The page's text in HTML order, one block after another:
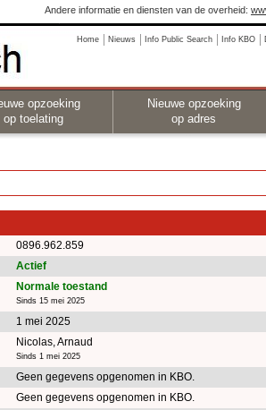
Andere informatie en diensten van de overheid:
Home Nieuws Info Public Search Info KBO
opzoeking
op toelating
Nieuwe opzoeking
op adres
0896.962.859
Actief
Normale toestand
Sinds 15 mei 2025
1 mei 2025
Nicolas, Arnaud
Sinds 1 mei 2025
Geen gegevens opgenomen in KBO.
Geen gegevens opgenomen in KBO.